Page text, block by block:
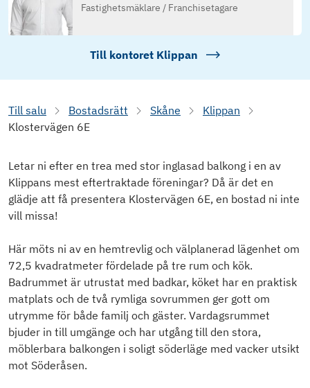
Fastighetsmäklare / Franchisetagare
Till kontoret Klippan
Till salu Bostadsrätt Skåne
Klippan
Klostervägen 6E
Letar ni efter en trea med stor inglasad balkong i en av
Klippans mest eftertraktade föreningar? Då är det en
glädje att få presentera Klostervägen 6E, en bostad ni inte
vill missa!
Här möts ni av en hemtrevlig och välplanerad lägenhet om
72,5 kvadratmeter fördelade på tre rum och kök.
Badrummet är utrustat med badkar, köket har en praktisk
matplats och de två rymliga sovrummen ger gott om
utrymme för både familj och gäster. Vardagsrummet
bjuder in till umgänge och har utgång till den stora,
möblerbara balkongen i soligt söderläge med vacker utsikt
mot Söderåsen.